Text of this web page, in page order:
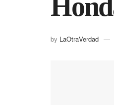
by LaOtraVerdad